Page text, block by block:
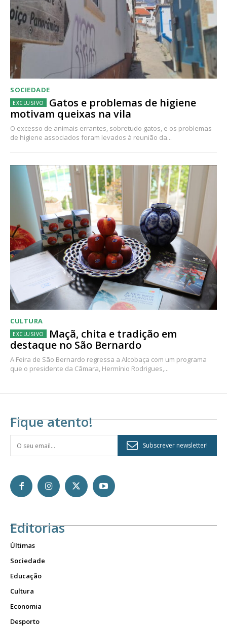
SOCIEDADE
Gatos e problemas de higiene
motivam queixas na vila
O excesso de animais errantes, sobretudo gatos, e os problemas
de higiene associados foram levados à reunião da...
CULTURA
Maçã, chita e tradição em
destaque no São Bernardo
A Feira de São Bernardo regressa a Alcobaça com um programa
que o presidente da Câmara, Hermínio Rodrigues,...
Fique atento!
Subscrever newsletter!
Editorias
Últimas
Sociedade
Educação
Cultura
Economia
Desporto